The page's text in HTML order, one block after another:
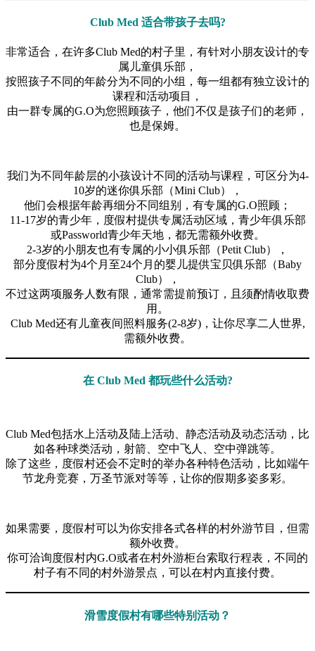
Club Med 适合带孩子去吗?
非常适合，在许多Club Med的村子里，有针对小朋友设计的专
属儿童俱乐部，
按照孩子不同的年龄分为不同的小组，每一组都有独立设计的
课程和活动项目，
由一群专属的G.O为您照顾孩子，他们不仅是孩子们的老师，
也是保姆。
我们为不同年龄层的小孩设计不同的活动与课程，可区分为4-
10岁的迷你俱乐部（Mini Club），
他们会根据年龄再细分不同组别，有专属的G.O照顾；
11-17岁的青少年，度假村提供专属活动区域，青少年俱乐部
或Passworld青少年天地，都无需额外收费。
2-3岁的小朋友也有专属的小小俱乐部（Petit Club），
部分度假村为4个月至24个月的婴儿提供宝贝俱乐部（Baby
Club），
不过这两项服务人数有限，通常需提前预订，且须酌情收取费
用。
Club Med还有儿童夜间照料服务(2-8岁)，让你尽享二人世界,
需额外收费。
在 Club Med 都玩些什么活动?
Club Med包括水上活动及陆上活动、静态活动及动态活动，比
如各种球类活动，射箭、空中飞人、空中弹跳等。
除了这些，度假村还会不定时的举办各种特色活动，比如端午
节龙舟竞赛，万圣节派对等等，让你的假期多姿多彩。
如果需要，度假村可以为你安排各式各样的村外游节目，但需
额外收费。
你可洽询度假村内G.O或者在村外游柜台索取行程表，不同的
村子有不同的村外游景点，可以在村内直接付费。
滑雪度假村有哪些特别活动？